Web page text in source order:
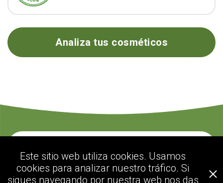
Analiza tus cosméticos
Este sitio web utiliza cookies. Usamos
cookies para analizar nuestro tráfico. Si
sigues navegando por nuestra web nos das